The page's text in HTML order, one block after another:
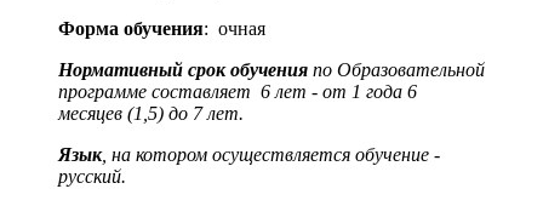
Форма обучения: очная
Нормативный срок обучения по Образовательной
программе составляет 6 лет - от 1 года 6
месяцев (1,5) до 7 лет.
Язык, на котором осуществляется обучение -
русский.